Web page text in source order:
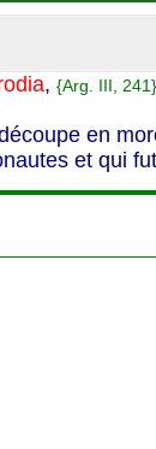
, {Arg. III, 241}
en
et qui